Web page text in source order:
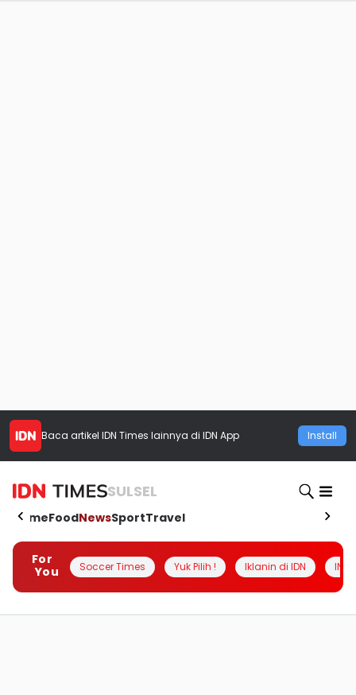
Baca artikel IDN Times lainnya di IDN App Install
SULSEL
HomeFoodNewsSportTravel
For
You
Soccer Times Yuk Pilih ! Iklanin di IDN